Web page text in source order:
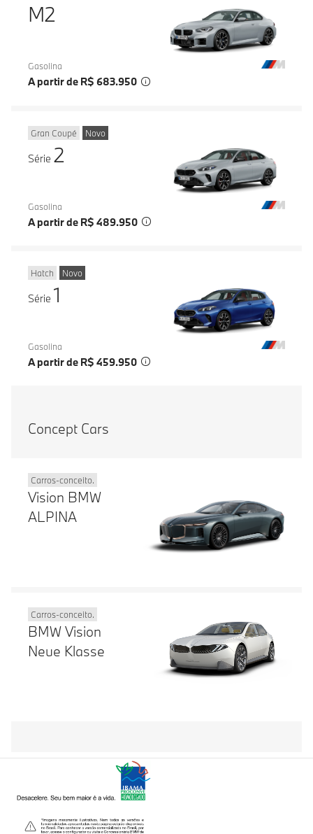
M2
Gasolina
A partir de R$ 683.950
Gran Coupé Novo
Série 2
Gasolina
A partir de R$ 489.950
Hatch Novo
Série 1
Gasolina
A partir de R$ 459.950
Concept Cars
Carros-conceito.
Vision BMW
ALPINA
Carros-conceito.
BMW Vision
Neue Klasse